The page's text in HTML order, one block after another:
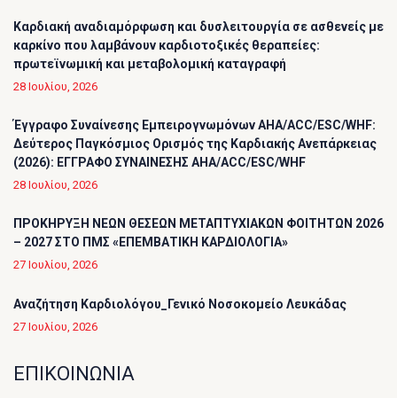
Καρδιακή αναδιαμόρφωση και δυσλειτουργία σε ασθενείς με
καρκίνο που λαμβάνουν καρδιοτοξικές θεραπείες:
πρωτεϊνωμική και μεταβολομική καταγραφή
28 Ιουλίου, 2026
Έγγραφο Συναίνεσης Εμπειρογνωμόνων AHA/ACC/ESC/WHF:
Δεύτερος Παγκόσμιος Ορισμός της Καρδιακής Ανεπάρκειας
(2026): ΕΓΓΡΑΦΟ ΣΥΝΑΙΝΕΣΗΣ AHA/ACC/ESC/WHF
28 Ιουλίου, 2026
ΠΡΟΚΗΡΥΞΗ ΝΕΩΝ ΘΕΣΕΩΝ ΜΕΤΑΠΤΥΧΙΑΚΩΝ ΦΟΙΤΗΤΩΝ 2026
– 2027 ΣΤΟ ΠΜΣ «ΕΠΕΜΒΑΤΙΚΗ ΚΑΡΔΙΟΛΟΓΙΑ»
27 Ιουλίου, 2026
Αναζήτηση Καρδιολόγου_Γενικό Νοσοκομείο Λευκάδας
27 Ιουλίου, 2026
ΕΠΙΚΟΙΝΩΝΙΑ